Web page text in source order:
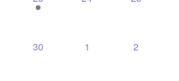
VERANSTALTUNG,
0
30
0
1
0
2